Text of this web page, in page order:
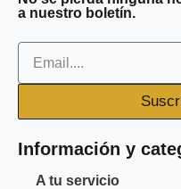
o
k
-
f
r
e
a nuestro boletín.
Información y
A tu servicio